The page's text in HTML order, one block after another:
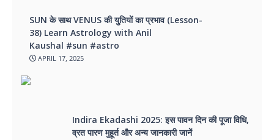
SUN के साथ VENUS की युतियों का प्रभाव (Lesson-
38) Learn Astrology with Anil
Kaushal #sun #astro
APRIL 17, 2025
Indira Ekadashi 2025: इस पावन दिन की पूजा विधि,
व्रत पारण मुहूर्त और अन्य जानकारी जानें